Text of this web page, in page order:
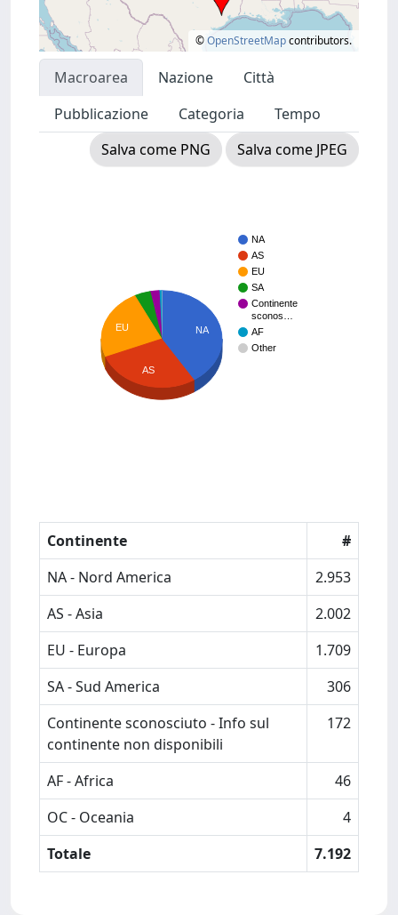
©OpenStreetMapcontributors.
Macroarea Nazione
Città
Pubblicazione
Categoria
Tempo
Salva come PNG
Salva come JPEG
NA
AS
EU
SA
Continente
sconos…
AF
Other
NA
EU
AS
Continente
#
NA - Nord America
2.953
AS - Asia
2.002
EU - Europa
1.709
SA - Sud America
306
Continente sconosciuto - Info sul
continente non disponibili
172
AF - Africa
46
OC - Oceania
4
Totale
7.192